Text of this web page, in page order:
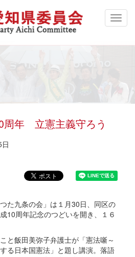
周年 立憲主義守ろう
た九条の会」は１月30日、同区の
10周年記念のつどいを開き、１６
と飯田美弥子弁護士が「憲法噺～
る日本国憲法」と題し講演。落語